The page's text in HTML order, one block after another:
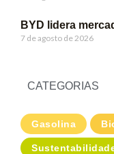
BYD lidera
7 de agosto de 2026
CATEGORIAS
Gasolina